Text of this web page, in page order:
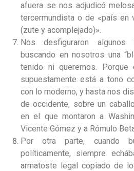
afuera se nos adjudicó
tercermundista o de «país en
(zute y acomplejado)».
Nos desfiguraron
buscando en nosotros una
tenido ni queremos. Porque
supuestamente está a tono
con lo moderno, y hasta nos
de occidente, sobre un
en el que montaron a
Vicente Gómez y a Rómulo
Por otra parte, cuando
políticamente, siempre
armatoste legal copiado de